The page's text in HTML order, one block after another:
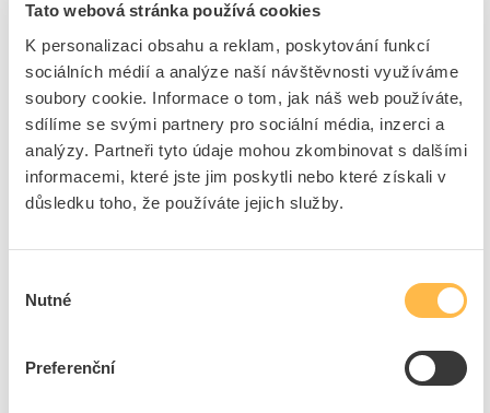
Tato webová stránka používá cookies
K personalizaci obsahu a reklam, poskytování funkcí
sociálních médií a analýze naší návštěvnosti využíváme
soubory cookie. Informace o tom, jak náš web používáte,
sdílíme se svými partnery pro sociální média, inzerci a
analýzy. Partneři tyto údaje mohou zkombinovat s dalšími
informacemi, které jste jim poskytli nebo které získali v
důsledku toho, že používáte jejich služby.
souhlasu
Nutné
Preferenční
Kód ELFETEX
10.526.812
Kód výrobce
AP08
Značka
SOLIGHT
Přidat k porovnání
88 ks
Zobrazit